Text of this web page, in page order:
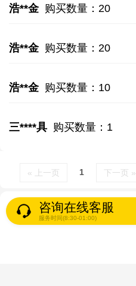
浩**金 购买数量：20
浩**金 购买数量：20
浩**金 购买数量：10
三****具 购买数量：1
« 上一页 1 下一页 »
咨询在线客服
服务时间(8:30-01:00)